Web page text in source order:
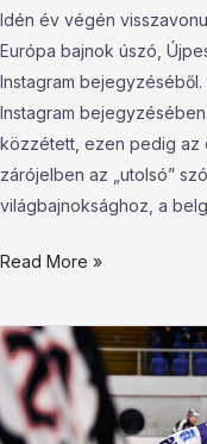
Idén év végén
Európa bajnok úszó,
Instagram
Instagram
közzétett, ezen pedig az
zárójelben az „utolsó”
világbajnoksághoz, a
Read More »
Nem
sikerült
csoda